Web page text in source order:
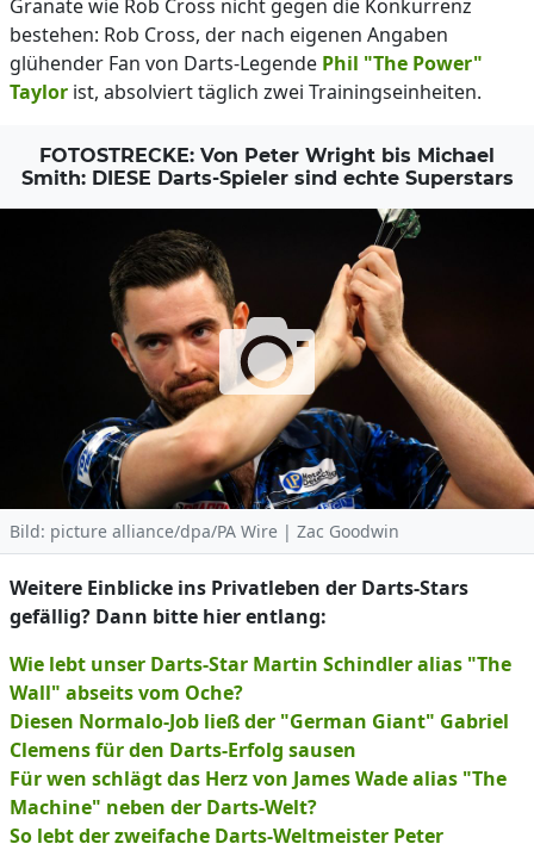
Granate wie Rob Cross nicht gegen die Konkurrenz
bestehen: Rob Cross, der nach eigenen Angaben
glühender Fan von Darts-Legende Phil "The Power"
Taylor ist, absolviert täglich zwei Trainingseinheiten.
FOTOSTRECKE: Von Peter Wright bis Michael
Smith: DIESE Darts-Spieler sind echte Superstars
Bild: picture alliance/dpa/PA Wire | Zac Goodwin
Weitere Einblicke ins Privatleben der Darts-Stars
gefällig? Dann bitte hier entlang:
Wie lebt unser Darts-Star Martin Schindler alias "The
Wall" abseits vom Oche?
Diesen Normalo-Job ließ der "German Giant" Gabriel
Clemens für den Darts-Erfolg sausen
Für wen schlägt das Herz von James Wade alias "The
Machine" neben der Darts-Welt?
So lebt der zweifache Darts-Weltmeister Peter